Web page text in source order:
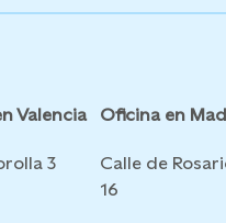
Valencia
3
Oficina en
Calle de
16